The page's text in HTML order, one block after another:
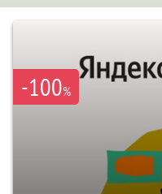
-100%